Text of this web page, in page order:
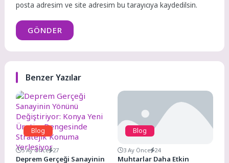
posta adresim ve site adresim bu tarayıcıya kaydedilsin.
GÖNDER
Benzer Yazılar
Blog
5 Ay Önce 27
Deprem Gerçeği Sanayinin
Blog
3 Ay Önce 24
Muhtarlar Daha Etkin